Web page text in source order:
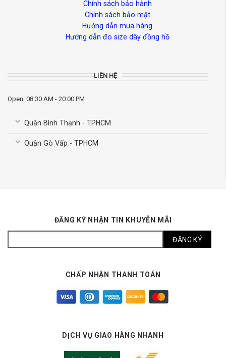
Chính sách bảo hành
Chính sách bảo mật
Hướng dẫn mua hàng
Hướng dẫn đo size dây đồng hồ
LIÊN HỆ
Open: 08:30 AM - 20:00 PM
Quận Bình Thạnh - TPHCM
Quận Gò Vấp - TPHCM
ĐĂNG KÝ NHẬN TIN KHUYỄN MÃI
CHẤP NHẬN THANH TOÁN
DỊCH VỤ GIAO HÀNG NHANH